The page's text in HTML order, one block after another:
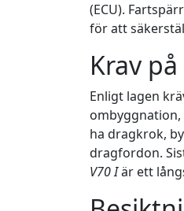
(ECU).
för att
Krav
Enligt lagen
ha dragkrok,
dragfordon.
V70 Iär ett